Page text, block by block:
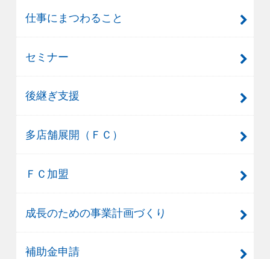
仕事にまつわること
セミナー
後継ぎ支援
多店舗展開（ＦＣ）
ＦＣ加盟
成長のための事業計画づくり
補助金申請